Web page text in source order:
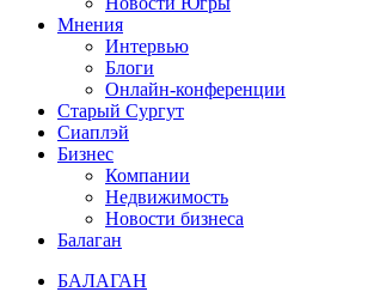
Мнения
Интервью
Блоги
Онлайн-конференции
Старый Сургут
Сиаплэй
Бизнес
Компании
Недвижимость
Новости бизнеса
Балаган
БАЛАГАН